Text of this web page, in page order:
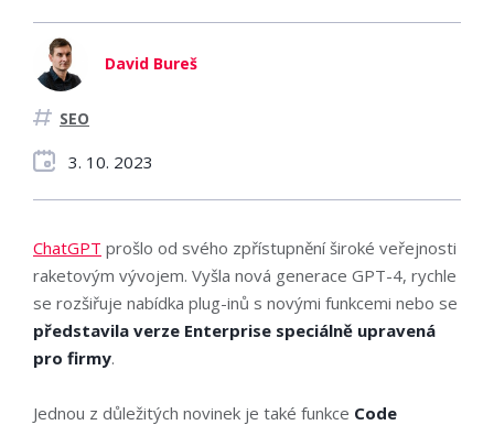
David Bureš
SEO
3. 10. 2023
ChatGPT prošlo od svého zpřístupnění široké veřejnosti
raketovým vývojem. Vyšla nová generace GPT-4, rychle
se rozšiřuje nabídka plug-inů s novými funkcemi nebo se
představila verze Enterprise speciálně upravená
pro firmy.
Jednou z důležitých novinek je také funkce Code